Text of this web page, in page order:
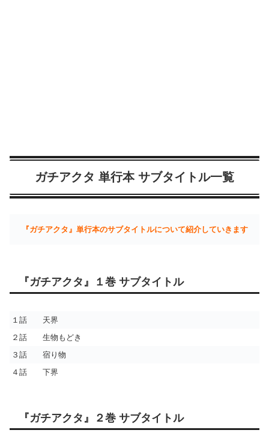
ガチアクタ 単行本 サブタイトル一覧
『ガチアクタ』単行本のサブタイトルについて紹介していきます
『ガチアクタ』１巻 サブタイトル
１話 天界
２話 生物もどき
３話 宿り物
４話 下界
『ガチアクタ』２巻 サブタイトル